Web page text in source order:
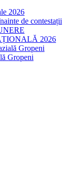
2026
de contestații
2026
Gropeni
Gropeni